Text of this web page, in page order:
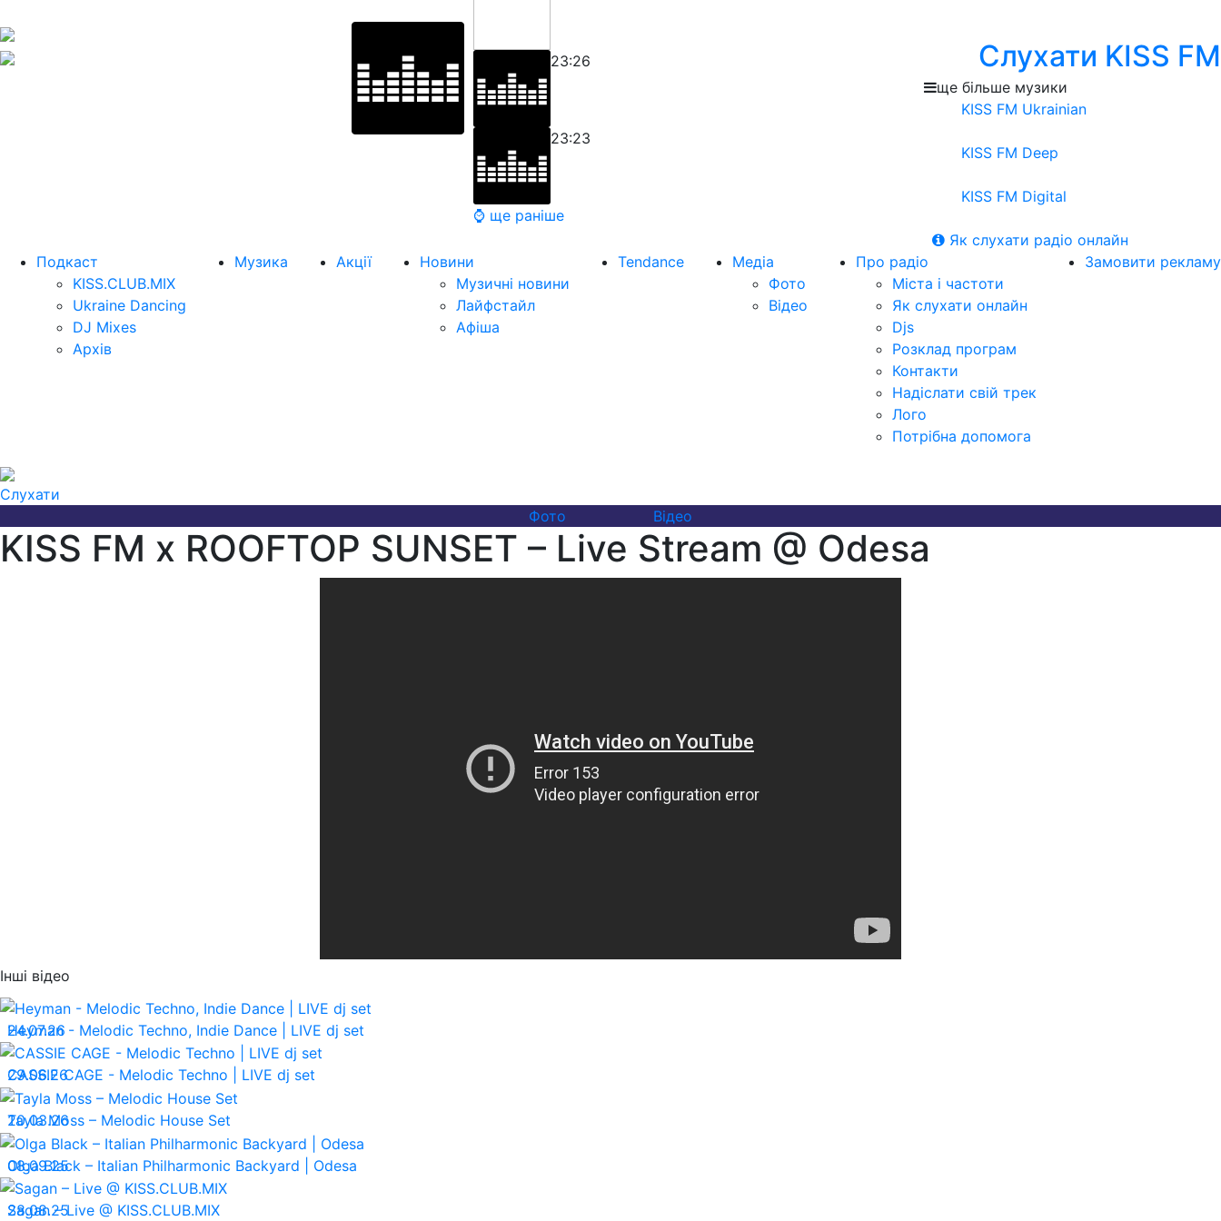
23:26
23:23
⌚ ще раніше
Слухати KISS FM
ще більше музики
KISS FM Ukrainian
KISS FM Deep
KISS FM Digital
Як слухати радіо онлайн
Подкаст
KISS.CLUB.MIX
Ukraine Dancing
DJ Mixes
Архів
Музика Акції
Новини
Музичні новини
Лайфстайл
Афіша
Tendance
Медіа
Фото
Відео
Про радіо
Міста і частоти
Як слухати онлайн
Djs
Розклад програм
Контакти
Надіслати свій трек
Лого
Потрібна допомога
Замовити рекламу
Слухати
Фото
Відео
KISS FM x ROOFTOP SUNSET – Live Stream @ Odesa
Інші відео
24.07.26
Heyman - Melodic Techno, Indie Dance | LIVE dj set
29.06.26
CASSIE CAGE - Melodic Techno | LIVE dj set
20.03.26
Tayla Moss – Melodic House Set
08.09.25
Olga Black – Italian Philharmonic Backyard | Odesa
28.08.25
Sagan – Live @ KISS.CLUB.MIX